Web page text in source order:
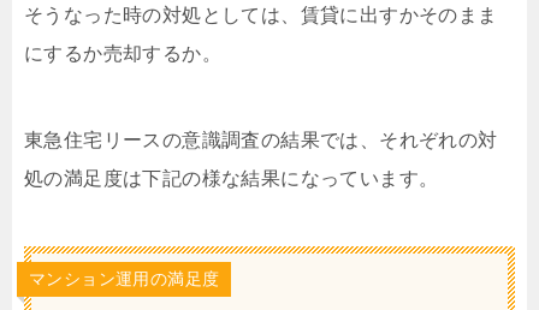
そうなった時の対処としては、賃貸に出すかそのまま
にするか売却するか。
東急住宅リースの意識調査の結果では、それぞれの対
処の満足度は下記の様な結果になっています。
マンション運用の満足度